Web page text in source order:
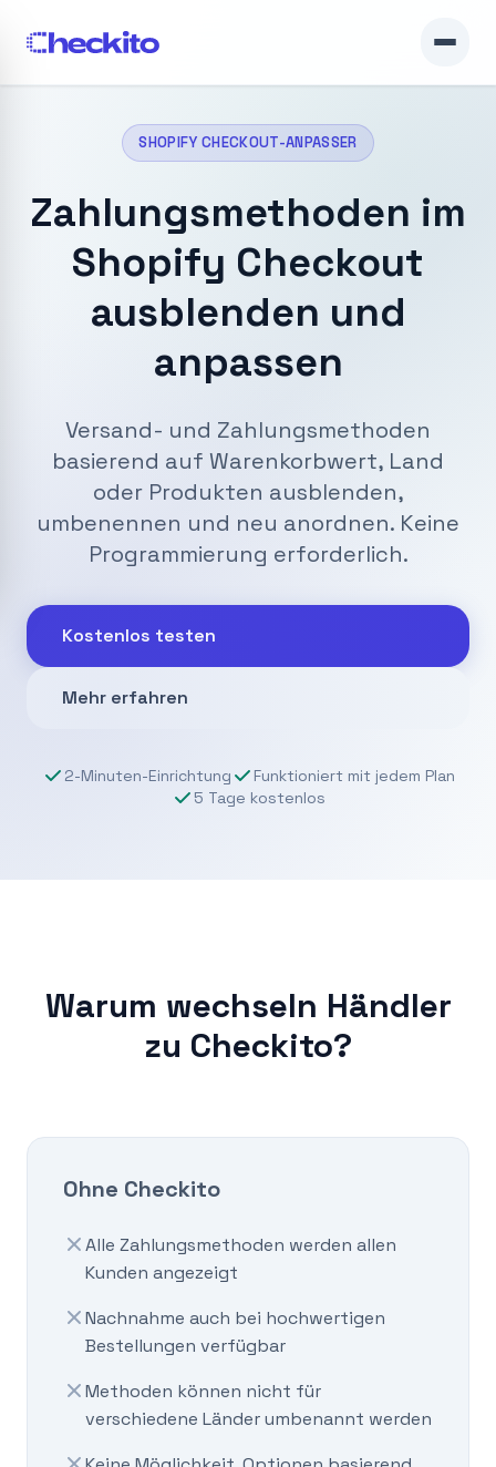
SHOPIFY CHECKOUT-ANPASSER
Zahlungsmethoden im
Shopify Checkout
ausblenden und
anpassen
Versand- und Zahlungsmethoden
basierend auf Warenkorbwert, Land
oder Produkten ausblenden,
umbenennen und neu anordnen. Keine
Programmierung erforderlich.
Kostenlos testen
Mehr erfahren
2-Minuten-Einrichtung
Funktioniert mit jedem Plan
5 Tage kostenlos
Warum wechseln Händler
zu Checkito?
Ohne Checkito
Alle Zahlungsmethoden werden allen
Kunden angezeigt
Nachnahme auch bei hochwertigen
Bestellungen verfügbar
Methoden können nicht für
verschiedene Länder umbenannt werden